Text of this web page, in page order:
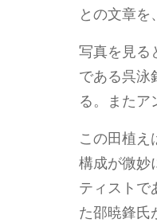
との文章を
写真を見る
である呉泳
る。またア
この田植え
構成が微妙
ティストで
た邵暁鋒氏